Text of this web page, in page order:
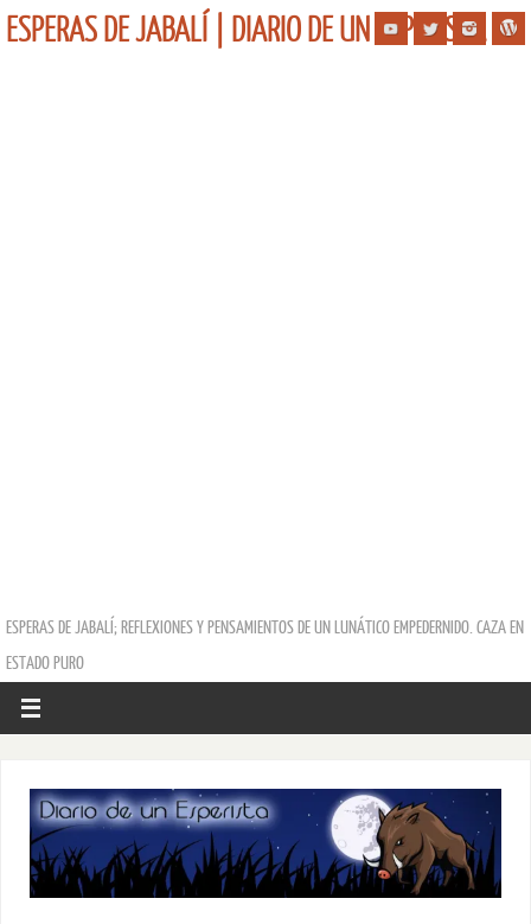
ESPERAS DE JABALÍ | DIARIO DE UN ESPERISTA
ESPERAS DE JABALÍ; REFLEXIONES Y PENSAMIENTOS DE UN LUNÁTICO EMPEDERNIDO. CAZA EN
ESTADO PURO